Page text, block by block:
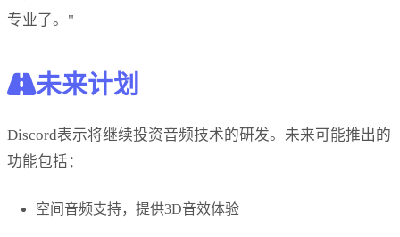
专业了。"
未来计划
Discord表示将继续投资音频技术的研发。未来可能推出的
功能包括：
空间音频支持，提供3D音效体验